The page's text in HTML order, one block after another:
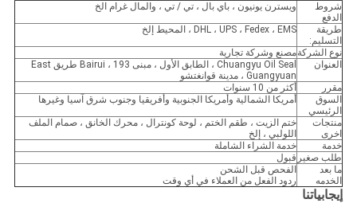
شروط
الدفع
ويسترن يونيون ، باي بال ، تي / تي ، والمال غرام الخ
طريقة
التسليم:
DHL ، UPS ، Fedex ، EMS ، المحيط إلخ
نوع الشركةمصنع وشركة تجارية
العنوان
Chuangyu Oil Seal ، الطابق الأول ، مبنى Bairui ، 193 طريق East
Guangyuan ، مدينة قوانغتشو
مقرر
أكثر من 10 سنوات
السوق
الرئيسي
أمريكا الشمالية وأمريكا الجنوبية وأفريقيا وجنوب شرق آسيا وغيرها
منتجات
اخرى
ختم الزيت ، طقم الختم ، لوحة كونترال ، محرك الخانق ، صمام الملف
اللولبي ، إلخ
خدمة
خدمة الشراء الشاملة
طلب صغير قبول
ما بعد
الخدمه
الفحص قبل الشحن
ردود الفعل من العملاء في أي وقت
إيجابياتنا